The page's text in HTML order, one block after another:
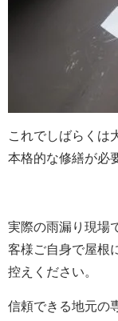
これでしばらくは
本格的な修繕が必
実際の雨漏り現場
客様ご自身で屋根
控えください。
信頼できる地元の